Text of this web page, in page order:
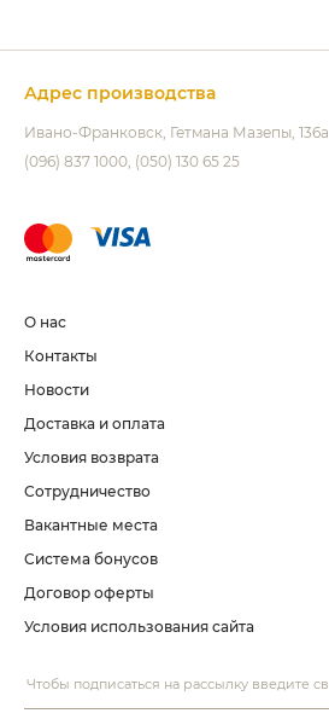
Адрес производства
Ивано-Франковск Гетмана Мазепы, 136а
(096) 837 1000 (050) 130 65 25
О нас
Контакты
Новости
Доставка и оплата
Условия возврата
Сотрудничество
Вакантные места
Система бонусов
Договор оферты
Условия использования сайта